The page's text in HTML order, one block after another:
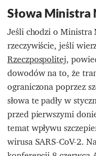
Słowa
Jeśli chodzi o Ministra
rzeczywiście, jeśli
Rzeczpospolitej,
dowodów na to, że
ograniczona poprzez
słowa te padły w
przed pierwszymi
temat wpływu
wirusa SARS-CoV-2.